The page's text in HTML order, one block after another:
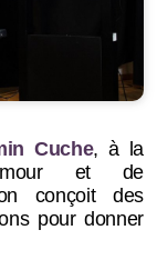
Cuche, à la
et de
conçoit des
pour donner